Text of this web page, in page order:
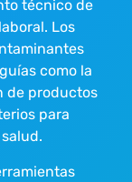
técnico de
Los
como la
de productos
para